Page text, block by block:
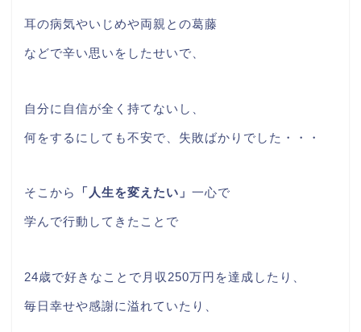
耳の病気やいじめや両親との葛藤
などで辛い思いをしたせいで、
自分に自信が全く持てないし、
何をするにしても不安で、失敗ばかりでした・・・
そこから 「人生を変えたい」 一心で
学んで行動してきたことで
24歳で好きなことで月収250万円を達成したり、
毎日幸せや感謝に溢れていたり、